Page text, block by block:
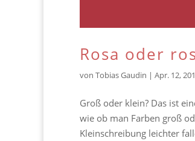
Rosa oder
von Tobias Gaudin | Apr. 12,
Groß oder klein? Das ist
wie ob man Farben groß
Kleinschreibung leichter